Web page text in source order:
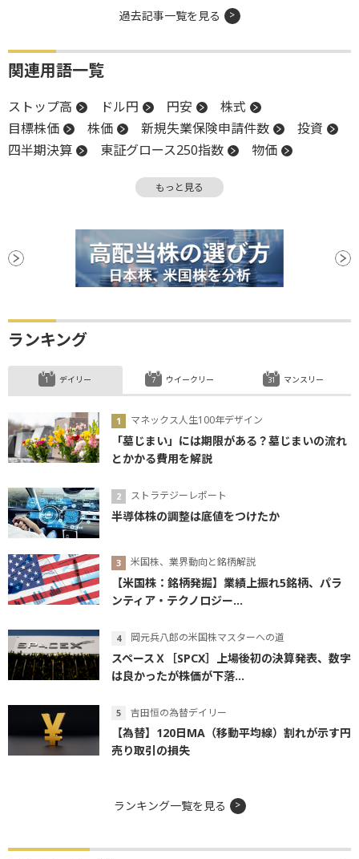
過去記事一覧を見る
関連用語一覧
ストップ高 ドル円 円安
株式
目標株価
株価 新規失業保険申請件数
投資
四半期決算
東証グロース250指数
物価
政策金利 増益
米連邦準備制度理事会
営業利益
FRB
株価指数
決算 後場 材料
新興市場
PPI 安値
もっと見る
ランキング
デイリー
マネックス人生100年デザイン
「墓じまい」には期限がある？墓じまいの流れ
とかかる費用を解説
ストラテジーレポート
半導体株の調整は底値をつけたか
米国株、業界動向と銘柄解説
【米国株：銘柄発掘】業績上振れ5銘柄、パラ
ンティア・テクノロジー...
岡元兵八郎の米国株マスターへの道
スペースＸ［SPCX］上場後初の決算発表、数字
は良かったが株価が下落...
吉田恒の為替デイリー
【為替】120日MA（移動平均線）割れが示す円
売り取引の損失
ウイークリー マンスリー
ランキング一覧を見る